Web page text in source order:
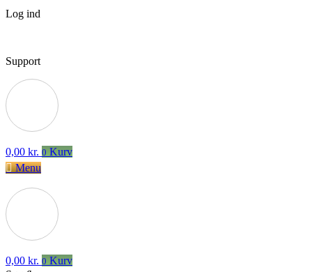
Log ind
Support
0,00 kr. 0 Kurv
Menu
0,00 kr. 0 Kurv